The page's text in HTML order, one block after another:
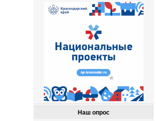
Наш опрос